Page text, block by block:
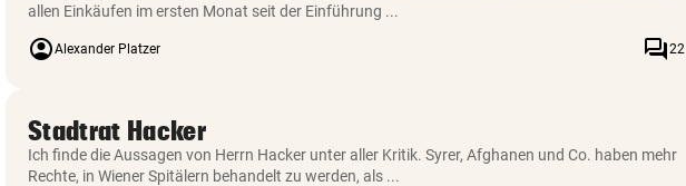
allen Einkäufen im ersten Monat seit der Einführung ...
account_circleAlexander Platzer forum22
Stadtrat Hacker
Ich finde die Aussagen von Herrn Hacker unter aller Kritik. Syrer, Afghanen und Co. haben mehr
Rechte, in Wiener Spitälern behandelt zu werden, als ...